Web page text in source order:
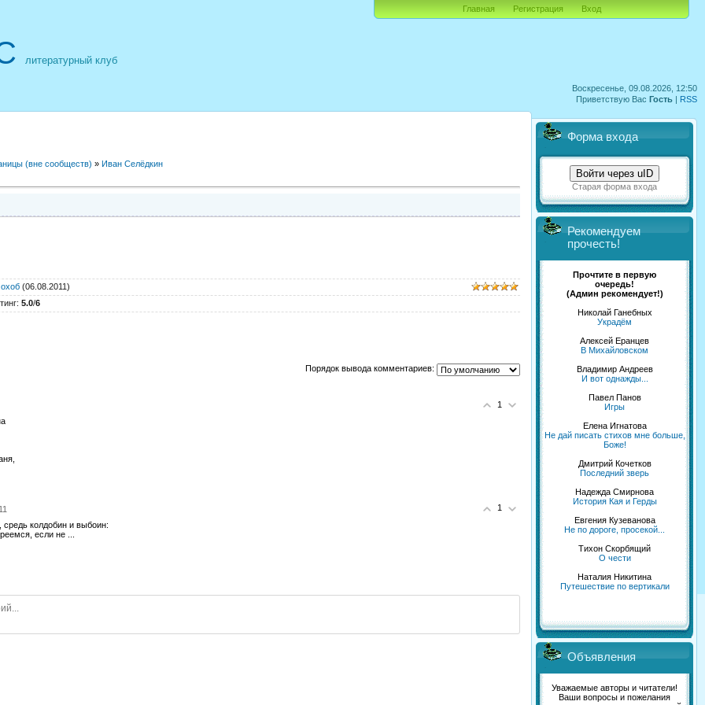
Воскресенье, 09.08.2026, 12:50
Приветствую Вас Гость | RSS
литературный клуб
Главная Регистрация Вход
(вне сообществ) » Иван Селёдкин
(06.08.2011)
: 5.0/6
Порядок вывода комментариев:
1
1
средь колдобин и выбоин:
если не ...
Форма входа
Войти через uID
Старая форма входа
Рекомендуем
прочесть!
Прочтите в первую
очередь!
(Админ рекомендует!)
Николай Ганебных
Украдём
Алексей Еранцев
В Михайловском
Владимир Андреев
И вот однажды...
Павел Панов
Игры
Елена Игнатова
Не дай писать стихов мне больше,
Боже!
Дмитрий Кочетков
Последний зверь
Надежда Смирнова
История Кая и Герды
Евгения Кузеванова
Не по дороге, просекой...
Тихон Скорбящий
О чести
Наталия Никитина
Путешествие по вертикали
Объявления
Уважаемые авторы и читатели!
Ваши вопросы и пожелания